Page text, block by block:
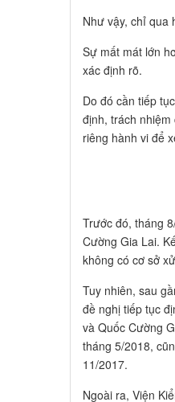
Như vậy, chỉ qua
Sự mất mát lớn
xác định rõ.
Do đó cần tiếp
định, trách
riêng hành vi để
Trước đó, tháng
Cường Gia Lai.
không có cơ sở
Tuy nhiên, sau
đề nghị tiếp tục
và Quốc Cường
tháng 5/2018,
11/2017.
Ngoài ra, Viện